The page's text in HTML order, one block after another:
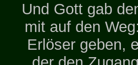
Und Gott gab
mit auf den
Erlöser geben,